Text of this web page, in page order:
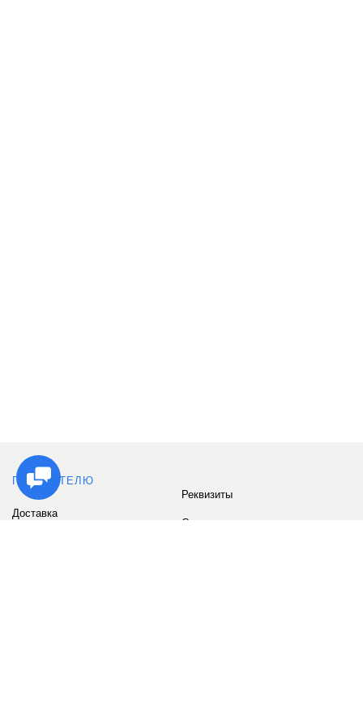
ПОКУПАТЕЛЮ
Доставка
Реквизиты
Сервис